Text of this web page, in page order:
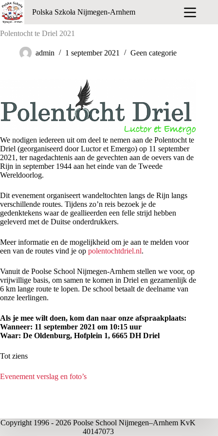
Ga
naar
de
inhoud
Polska Szkoła Nijmegen-Arnhem
Polentocht te Driel 2021
admin 1 september 2021 Geen categorie
We nodigen iedereen uit om deel te nemen aan de Polentocht te
Driel (georganiseerd door Luctor et Emergo) op 11 september
2021, ter nagedachtenis aan de gevechten aan de oevers van de
Rijn in september 1944 aan het einde van de Tweede
Wereldoorlog.
Dit evenement organiseert wandeltochten langs de Rijn langs
verschillende routes. Tijdens zo’n reis bezoek je de
gedenktekens waar de geallieerden een felle strijd hebben
geleverd met de Duitse onderdrukkers.
Meer informatie en de mogelijkheid om je aan te melden voor
een van de routes vind je op polentochtdriel.nl.
Vanuit de Poolse School Nijmegen-Arnhem stellen we voor, op
vrijwillige basis, om samen te komen in Driel en gezamenlijk de
6 km lange route te lopen. De school betaalt de deelname van
onze leerlingen.
Als je mee wilt doen, kom dan naar onze afspraakplaats:
Wanneer: 11 september 2021 om 10:15 uur
Waar: De Oldenburg, Hofplein 1, 6665 DH Driel
Tot ziens
Evenement verslag en foto’s
Copyright 1996 - 2026 Poolse School Nijmegen–Arnhem KvK
40147073